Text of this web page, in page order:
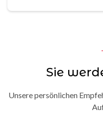
Sie
Unsere persönlichen